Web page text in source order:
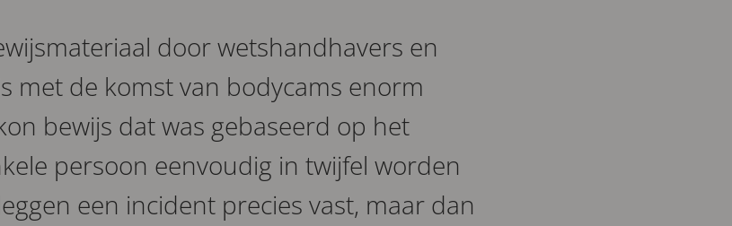
door wetshandhavers en
met de komst van bodycams enorm
bewijs dat was gebaseerd op het
persoon eenvoudig in twijfel worden
een incident precies vast, maar dan